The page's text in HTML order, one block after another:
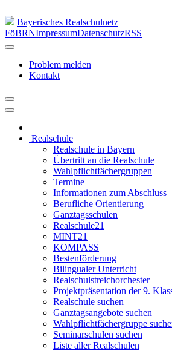
Bayerisches Realschulnetz
FöBRNImpressumDatenschutzRSS
Problem melden
Kontakt
Realschule
Realschule in Bayern
Übertritt an die Realschule
Wahlpflichtfächergruppen
Termine
Informationen zum Abschluss
Berufliche Orientierung
Ganztagsschulen
Realschule21
MINT21
KOMPASS
Bestenförderung
Bilingualer Unterricht
Realschulstreichorchester
Projektpräsentation der 9.
Realschule suchen
Ganztagsangebote suchen
Wahlpflichtfächergruppe
Seminarschulen suchen
Liste aller Realschulen